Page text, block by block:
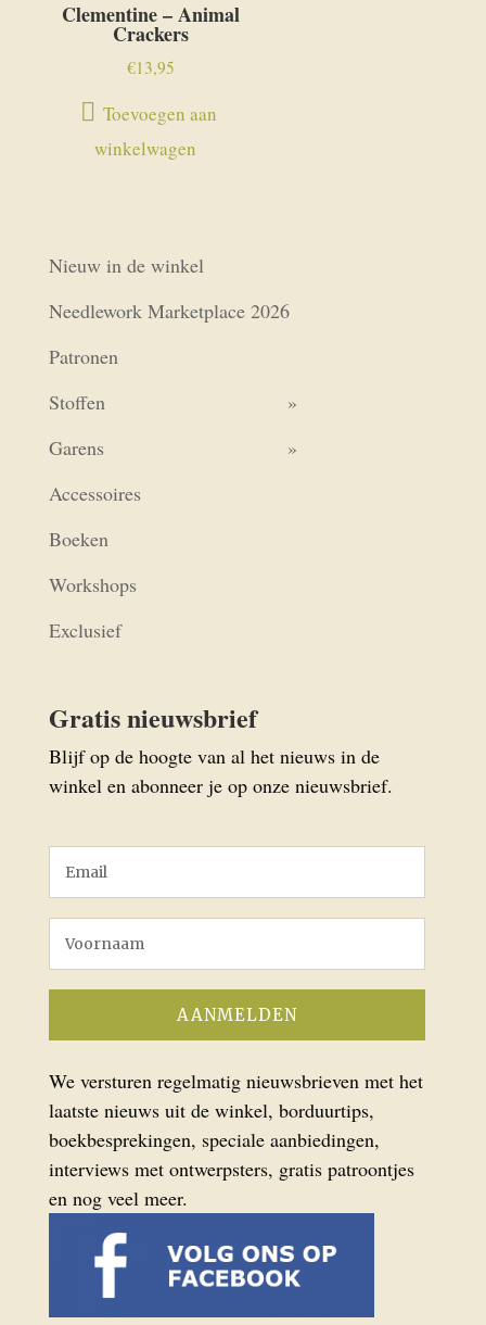
Clementine – Animal
Crackers
€13,95
Toevoegen aan
winkelwagen
Nieuw in de winkel
Needlework Marketplace 2026
Patronen
Stoffen
Garens
Accessoires
Boeken
Workshops
Exclusief
Gratis nieuwsbrief
Blijf op de hoogte van al het nieuws in de
winkel en abonneer je op onze nieuwsbrief.
We versturen regelmatig nieuwsbrieven met het
laatste nieuws uit de winkel, borduurtips,
boekbesprekingen, speciale aanbiedingen,
interviews met ontwerpsters, gratis patroontjes
en nog veel meer.